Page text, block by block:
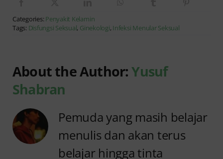
Categories: Penyakit Kelamin
Tags: Disfungsi Seksual, Ginekologi, Infeksi Menular Seksual
About the Author:Yusuf
Shabran
Pemuda yang masih belajar
menulis dan akan terus
belajar hingga tinta